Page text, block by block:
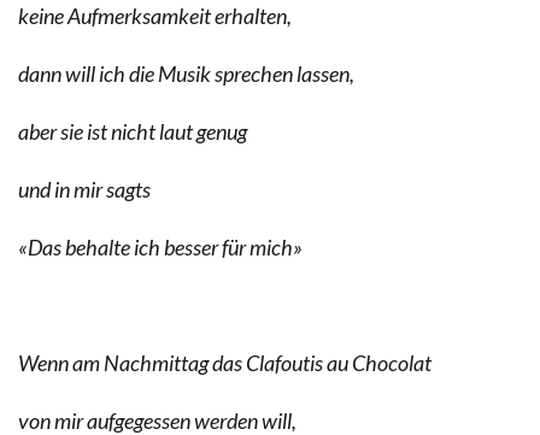
keine Aufmerksamkeit erhalten,
dann will ich die Musik sprechen lassen,
aber sie ist nicht laut genug
und in mir sagts
«Das behalte ich besser für mich»
Wenn am Nachmittag das Clafoutis au Chocolat
von mir aufgegessen werden will,